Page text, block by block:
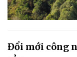
Đổi mới công